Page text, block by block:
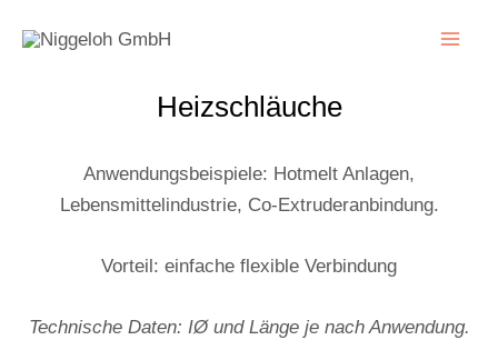
Inhalt
Heizschläuche
Anwendungsbeispiele: Hotmelt Anlagen,
Lebensmittelindustrie, Co-Extruderanbindung.
Vorteil: einfache flexible Verbindung
Technische Daten: IØ und Länge je nach Anwendung.